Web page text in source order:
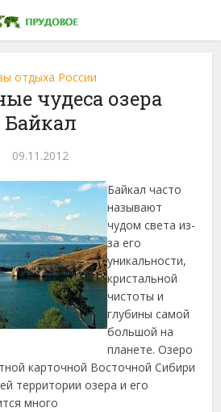
отдыха России
чудеса озера
Байкал
09.11.2012
Байкал часто
называют
чудом света из-
за его
уникальности,
кристальной
чистоты и
глубины самой
большой на
планете. Озеро
карточной Восточной Сибири
территории озера и его
много